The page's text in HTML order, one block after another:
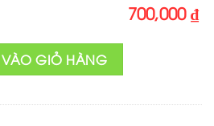
700,000 ₫
02 số lượng
VÀO GIỎ HÀNG